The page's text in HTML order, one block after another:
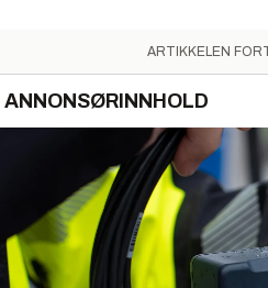
ARTIKKELEN
ANNONSØRINNHOLD